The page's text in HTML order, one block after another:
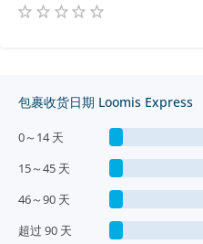
包裹收货日期 Loomis Express
0～14 天
15～45 天
46～90 天
超过 90 天